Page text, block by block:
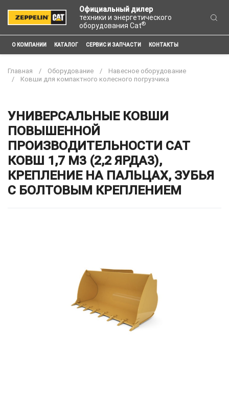
Официальный дилер
техники и энергетического
оборудования Cat®
О КОМПАНИИ КАТАЛОГ СЕРВИС И ЗАПЧАСТИ КОНТАКТЫ
Главная Оборудование
Навесное оборудование
Ковши для компактного колесного погрузчика
УНИВЕРСАЛЬНЫЕ КОВШИ
ПОВЫШЕННОЙ
ПРОИЗВОДИТЕЛЬНОСТИ CAT
КОВШ 1,7 М3 (2,2 ЯРДА3),
КРЕПЛЕНИЕ НА ПАЛЬЦАХ, ЗУБЬЯ
С БОЛТОВЫМ КРЕПЛЕНИЕМ